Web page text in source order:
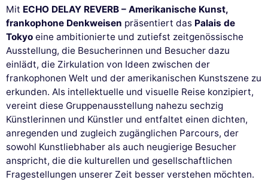
Mit ECHO DELAY REVERB – Amerikanische Kunst,
frankophone Denkweisen präsentiert das Palais de
Tokyo eine ambitionierte und zutiefst zeitgenössische
Ausstellung, die Besucherinnen und Besucher dazu
einlädt, die Zirkulation von Ideen zwischen der
frankophonen Welt und der amerikanischen Kunstszene zu
erkunden. Als intellektuelle und visuelle Reise konzipiert,
vereint diese Gruppenausstellung nahezu sechzig
Künstlerinnen und Künstler und entfaltet einen dichten,
anregenden und zugleich zugänglichen Parcours, der
sowohl Kunstliebhaber als auch neugierige Besucher
anspricht, die die kulturellen und gesellschaftlichen
Fragestellungen unserer Zeit besser verstehen möchten.